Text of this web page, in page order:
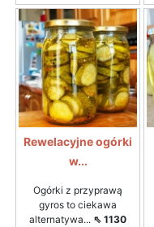
Rewelacyjne ogórki
w...
Ogórki z przyprawą
gyros to ciekawa
alternatywa... ⇖ 1130